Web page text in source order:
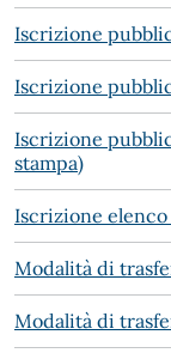
Iscrizione
Iscrizione
Iscrizione
stampa)
Iscrizione elenco
Modalità di
Modalità di